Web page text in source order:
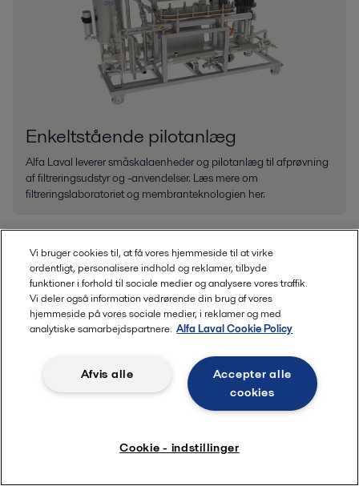
Enkeltstående pilotanlæg
Alfa Laval leverer småskalaenheder og pilotanlæg til afprøvning
af filtreringsudstyr og -anvendelser. Læs mere om
filtreringslaboratoriet og membranteknologien her.
Roterende børstefiltre
Vi bruger cookies til, at få vores hjemmeside til at virke
ordentligt, personalisere indhold og reklamer, tilbyde
funktioner i forhold til sociale medier og analysere vores traffik.
Vi deler også information vedrørende din brug af vores
hjemmeside på vores sociale medier, i reklamer og med
analytiske samarbejdspartnere. Alfa Laval Cookie Policy
Accepter alle
cookies
Afvis alle
Cookie - indstillinger